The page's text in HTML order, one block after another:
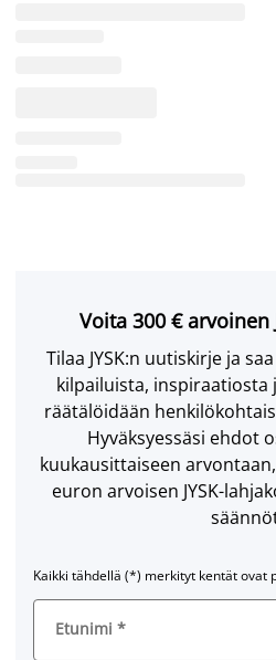
Voita 300 € arvoinen
Tilaa JYSK:n uutiskirje ja
kilpailuista, inspiraatiosta
räätälöidään
Hyväksyessäsi ehdot
kuukausittaiseen
euron arvoisen JYSK-
Kaikki tähdellä (*) merkityt kentät ovat
Etunimi *